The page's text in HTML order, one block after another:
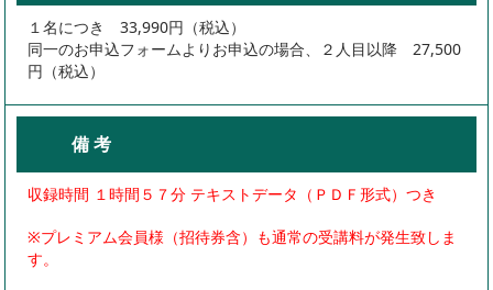
１名につき 33,990円（税込）
同一のお申込フォームよりお申込の場合、２人目以降 27,500
円（税込）
備 考
収録時間 １時間５７分 テキストデータ（ＰＤＦ形式）つき
※プレミアム会員様（招待券含）も通常の受講料が発生致しま
す。